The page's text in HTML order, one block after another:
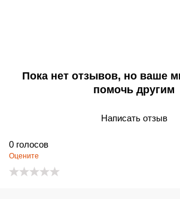
Пока нет отзывов, но ваше
помочь другим
Написать отзыв
0 голосов
Оцените